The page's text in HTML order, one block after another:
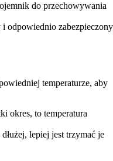
do przechowywania
i odpowiednio zabezpieczony
temperaturze, aby
okres, to temperatura
lepiej jest trzymać je